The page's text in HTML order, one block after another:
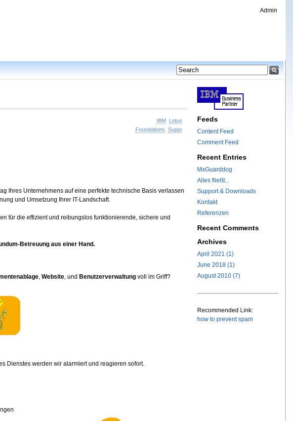
Admin
IBM
Lotus
Foundations Support
Ihres Unternehmens auf eine perfekte technische Basis verlassen
und Umsetzung Ihrer IT-Landschaft.
für die effizient und reibungslos funktionierende, sichere und
Betreuung aus einer Hand.
, Website, und Benutzerverwaltung voll im Griff?
Dienstes werden wir alarmiert und reagieren sofort.
Feeds
Content Feed
Comment Feed
Recent Entries
MxGuarddog
Alles fließt...
Support & Downloads
Kontakt
Referenzen
Recent Comments
Archives
April 2021 (1)
June 2018 (1)
August 2010 (7)
Recommended Link:
how to prevent spam